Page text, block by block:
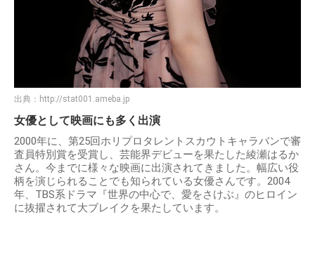
出典： http://stat001.ameba.jp
女優として映画にも多く出演
2000年に、第25回ホリプロタレントスカウトキャラバンで審
査員特別賞を受賞し、芸能界デビューを果たした綾瀬はるか
さん。今までに様々な映画に出演されてきました。幅広い役
柄を演じられることでも知られている女優さんです。2004
年、TBS系ドラマ『世界の中心で、愛をさけぶ』のヒロイン
に抜擢されて大ブレイクを果たしています。